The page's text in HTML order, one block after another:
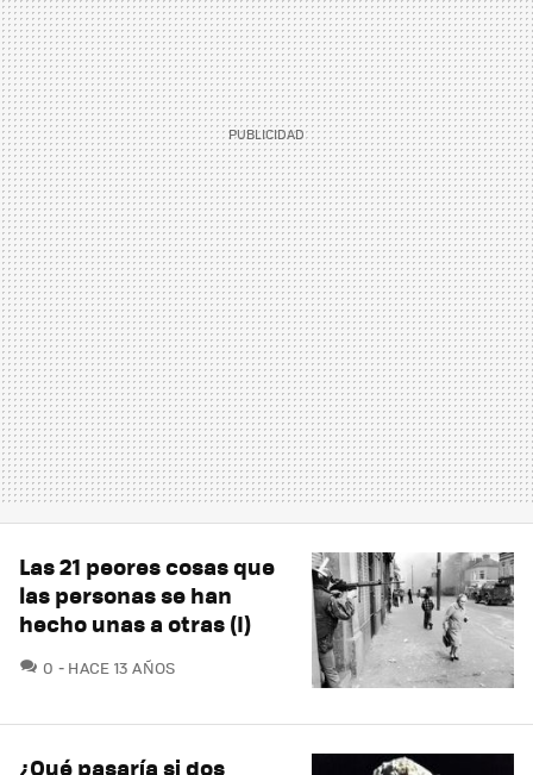
Las 21 peores cosas que
las personas se han
hecho unas a otras (I)
0 COMENTARIOS
HACE 13 AÑOS
¿Qué pasaría si dos